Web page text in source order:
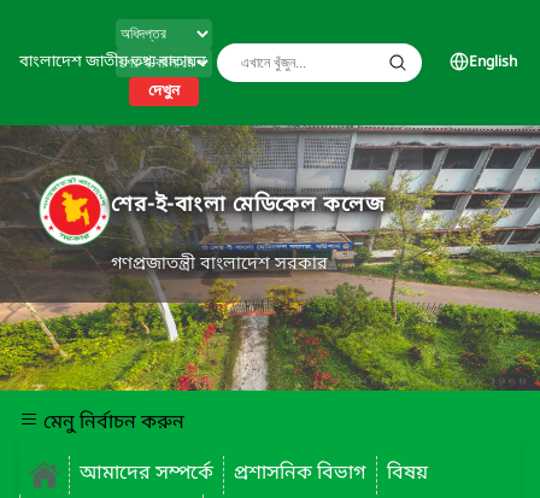
বাংলাদেশ জাতীয় তথ্য বাতায়ন
দেখুন
English
শের-ই-বাংলা মেডিকেল কলেজ
গণপ্রজাতন্ত্রী বাংলাদেশ সরকার
মেনু নির্বাচন করুন
আমাদের সম্পর্কে
প্রশাসনিক বিভাগ
বিষয়